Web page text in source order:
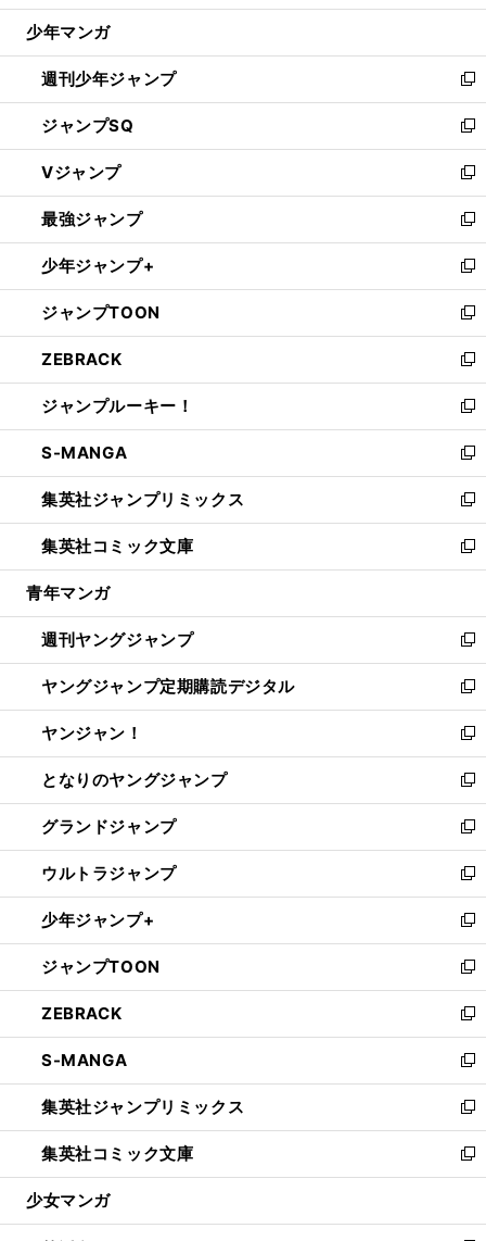
ウ
開
く
少年マンガ
週刊少年ジャンプ
新
し
い
ウ
ィ
ン
ド
ウ
で
開
く
ジャンプSQ
新
し
い
ウ
ィ
ン
ド
ウ
で
開
く
Vジャンプ
新
し
い
ウ
ィ
ン
ド
ウ
で
開
く
最強ジャンプ
新
し
い
ウ
ィ
ン
ド
ウ
で
開
く
少年ジャンプ+
新
し
い
ウ
ィ
ン
ド
ウ
で
開
く
ジャンプTOON
新
し
い
ウ
ィ
ン
ド
ウ
で
開
く
ZEBRACK
新
し
い
ウ
ィ
ン
ド
ウ
で
開
ジャンプルーキー！
新
し
い
ウ
ィ
ン
ド
ウ
開
く
S-MANGA
新
し
い
ウ
ィ
ン
ウ
で
開
く
集英社ジャンプリミックス
新
し
い
ウ
ン
ド
ウ
で
開
く
集英社コミック文庫
新
し
ウ
ィ
ン
ド
ウ
で
開
く
青年マンガ
週刊ヤングジャンプ
新
し
い
ウ
ィ
ン
ド
ウ
で
開
く
ヤングジャンプ定期購読デジタル
新
し
い
ウ
ィ
ン
ド
ウ
で
開
く
ヤンジャン！
新
し
い
ウ
ィ
ン
ド
ウ
で
開
く
となりのヤングジャンプ
新
し
い
ウ
ィ
ン
ド
ウ
で
開
く
グランドジャンプ
新
し
い
ウ
ィ
ン
ド
ウ
で
開
く
ウルトラジャンプ
新
し
い
ウ
ィ
ン
ド
ウ
で
開
く
少年ジャンプ+
新
し
い
ウ
ィ
ン
ド
ウ
で
開
く
ジャンプTOON
新
し
い
ウ
ィ
ン
ド
ウ
で
開
ZEBRACK
新
し
い
ウ
ィ
ン
ド
ウ
開
S-MANGA
新
し
い
ウ
ィ
ン
ウ
集英社ジャンプリミックス
新
し
い
ウ
ン
集英社コミック文庫
新
し
ウ
少女マンガ